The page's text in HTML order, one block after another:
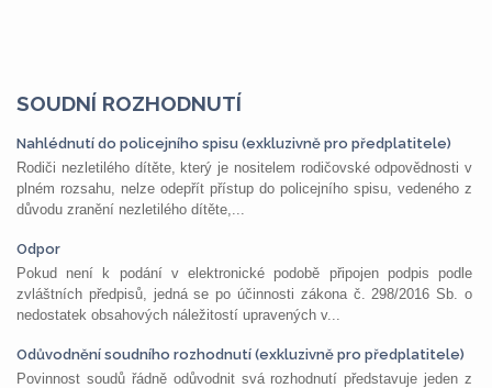
SOUDNÍ ROZHODNUTÍ
Nahlédnutí do policejního spisu (exkluzivně pro předplatitele)
Rodiči nezletilého dítěte, který je nositelem rodičovské odpovědnosti v
plném rozsahu, nelze odepřít přístup do policejního spisu, vedeného z
důvodu zranění nezletilého dítěte,...
Odpor
Pokud není k podání v elektronické podobě připojen podpis podle
zvláštních předpisů, jedná se po účinnosti zákona č. 298/2016 Sb. o
nedostatek obsahových náležitostí upravených v...
Odůvodnění soudního rozhodnutí (exkluzivně pro předplatitele)
Povinnost soudů řádně odůvodnit svá rozhodnutí představuje jeden z